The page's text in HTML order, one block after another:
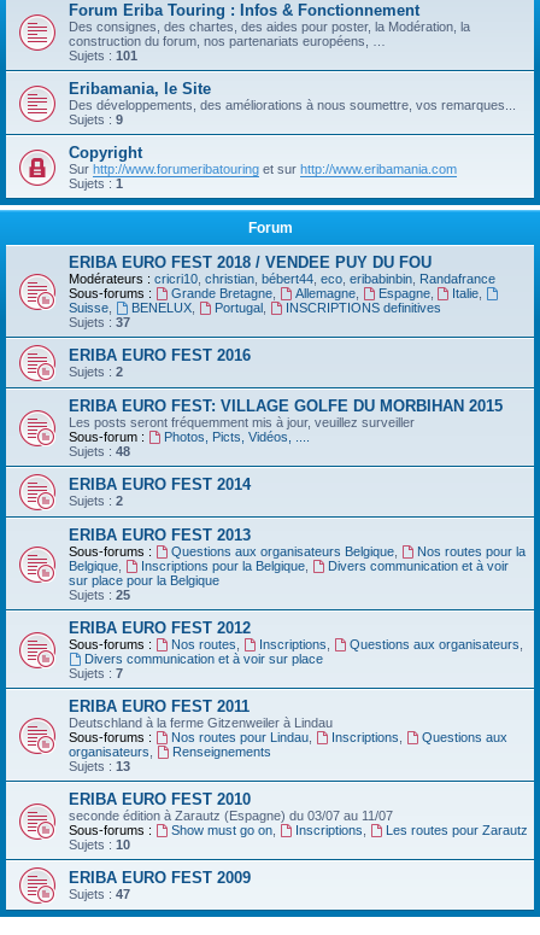
Forum Eriba Touring : Infos & Fonctionnement
Des consignes, des chartes, des aides pour poster, la Modération, la
construction du forum, nos partenariats européens, …
Sujets : 101
Eribamania, le Site
Des développements, des améliorations à nous soumettre, vos remarques...
Sujets : 9
Copyright
Sur http://www.forumeribatouring et sur http://www.eribamania.com
Sujets : 1
Forum
ERIBA EURO FEST 2018 / VENDEE PUY DU FOU
Modérateurs : cricri10 christian bébert44 eco eribabinbin Randafrance
Sous-forums :
Grande Bretagne, Allemagne, Espagne, Italie
Suisse
BENELUX, Portugal,
INSCRIPTIONS definitives
Sujets : 37
ERIBA EURO FEST 2016
Sujets : 2
ERIBA EURO FEST: VILLAGE GOLFE DU MORBIHAN 2015
Les posts seront fréquemment mis à jour, veuillez surveiller
Sous-forum :
Photos, Picts, Vidéos, ....
Sujets : 48
ERIBA EURO FEST 2014
Sujets : 2
ERIBA EURO FEST 2013
Sous-forums : Questions aux organisateurs Belgique,
Nos routes pour la
Belgique
Inscriptions pour la Belgique,
Divers communication et à voir
sur place pour la Belgique
Sujets : 25
ERIBA EURO FEST 2012
Sous-forums : Nos routes Inscriptions Questions aux organisateurs
Divers communication et à voir sur place
Sujets : 7
ERIBA EURO FEST 2011
Deutschland‏ à la ferme Gitzenweiler à Lindau
Sous-forums :
Nos routes pour Lindau, Inscriptions
Questions aux
organisateurs
Renseignements
Sujets : 13
ERIBA EURO FEST 2010
seconde édition à Zarautz (Espagne) du 03/07 au 11/07
Sous-forums :
Show must go on, Inscriptions
Les routes pour Zarautz
Sujets : 10
ERIBA EURO FEST 2009
Sujets : 47